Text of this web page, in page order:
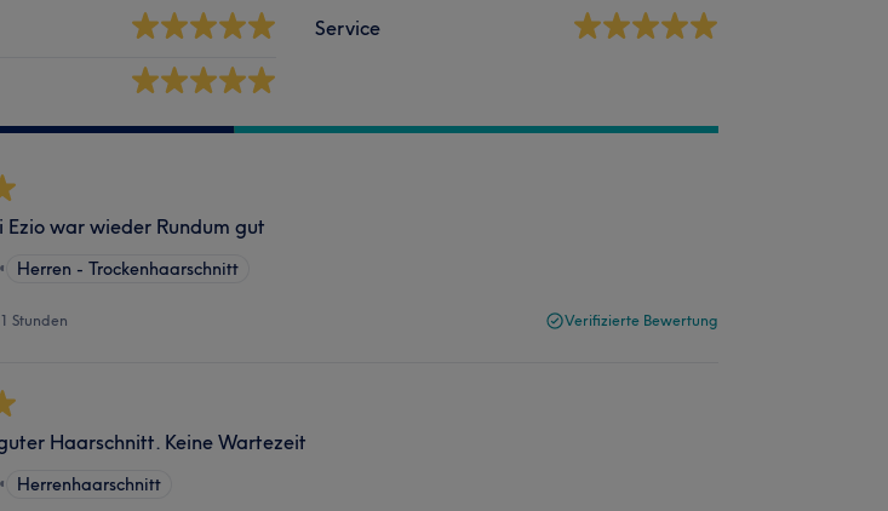
Service
Ezio war wieder Rundum gut
• Herren - Trockenhaarschnitt
Stunden Verifizierte Bewertung
Haarschnitt. Keine Wartezeit
• Herrenhaarschnitt